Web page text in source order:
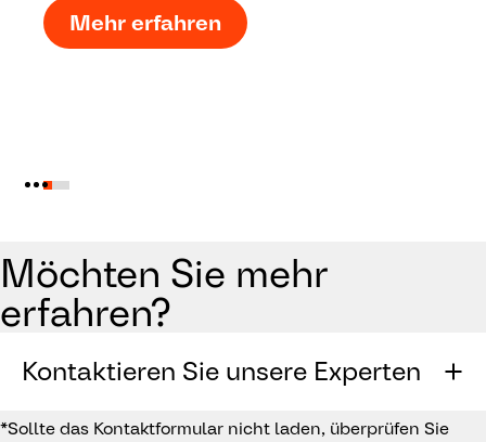
Mehr erfahren
Möchten Sie mehr
erfahren?
Kontaktieren Sie unsere Experten
*Sollte das Kontaktformular nicht laden, überprüfen Sie